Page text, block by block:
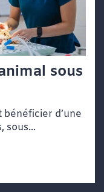
sous
d’une
sous...